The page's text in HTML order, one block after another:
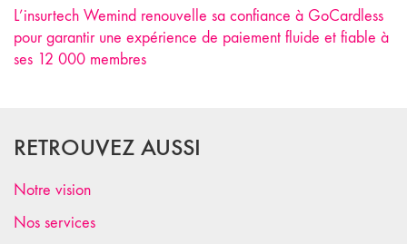
L’insurtech Wemind renouvelle sa confiance à GoCardless
pour garantir une expérience de paiement fluide et fiable à
ses 12 000 membres
RETROUVEZ AUSSI
Notre vision
Nos services